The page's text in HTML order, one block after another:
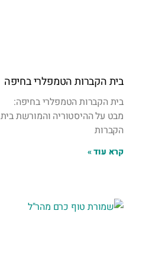
בית הקברות הטמפלרי בחיפה
בית הקברות הטמפלרי בחיפה:
מבט על ההיסטוריה והמורשת בית
הקברות
קרא עוד »